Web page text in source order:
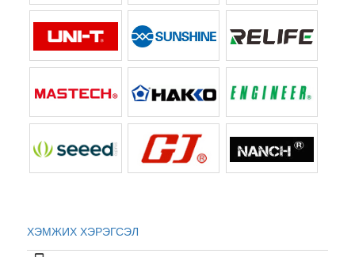
ХЭМЖИХ ХЭРЭГСЭЛ